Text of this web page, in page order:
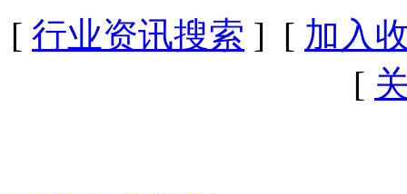
[ 行业资讯搜索 ] [ 加入
[